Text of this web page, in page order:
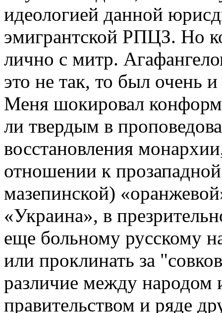
идеологией данной
эмигрантской РПЦЗ. Но
лично с митр.
это не так, то был очень
Меня шокировал
ли твердым в
восстановления
отношении к
мазепинской)
«Украина», в
еще больному русскому
или проклинать за
различие между народом
правительством и ряде